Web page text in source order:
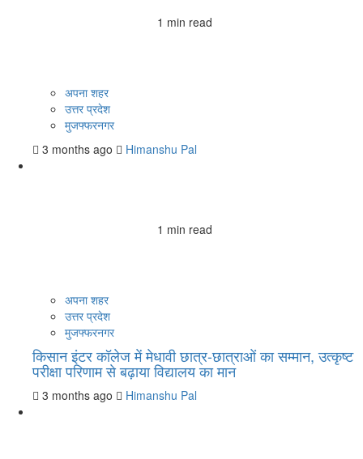
1 min read
अपना शहर
उत्तर प्रदेश
मुजफ्फरनगर
3 months ago
Himanshu Pal
1 min read
अपना शहर
उत्तर प्रदेश
मुजफ्फरनगर
किसान इंटर कॉलेज में मेधावी छात्र-छात्राओं का सम्मान, उत्कृष्ट
परीक्षा परिणाम से बढ़ाया विद्यालय का मान
3 months ago Himanshu Pal